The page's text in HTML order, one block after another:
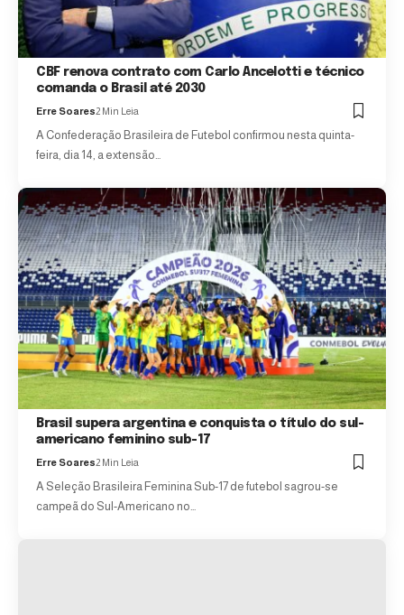
CBF renova contrato com Carlo Ancelotti e técnico
comanda o Brasil até 2030
Erre Soares2 Min Leia
A Confederação Brasileira de Futebol confirmou nesta quinta-
feira, dia 14, a extensão…
Brasil supera argentina e conquista o título do sul-
americano feminino sub-17
Erre Soares2 Min Leia
A Seleção Brasileira Feminina Sub-17 de futebol sagrou-se
campeã do Sul-Americano no…